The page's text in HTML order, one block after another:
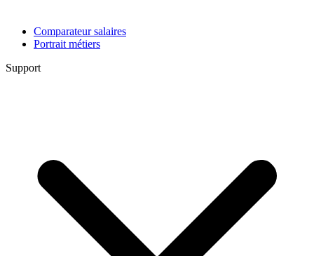
Comparateur salaires
Portrait métiers
Support